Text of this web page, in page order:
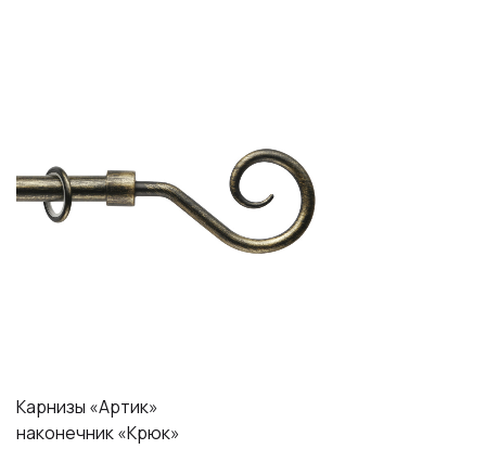
Карнизы «Артик»
наконечник «Крюк»